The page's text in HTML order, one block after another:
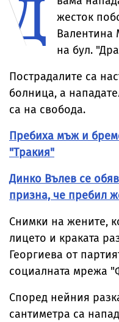
септември
Д
жесток
Валентина
на бул.
Пострадалите са
болница, а
са на свобода.
Пребиха мъж и
"Тракия"
Динко Вълев се
призна, че пребил
Снимки на жените,
лицето и краката
Георгиева от
социалната мрежа
Според нейния
сантиметра са